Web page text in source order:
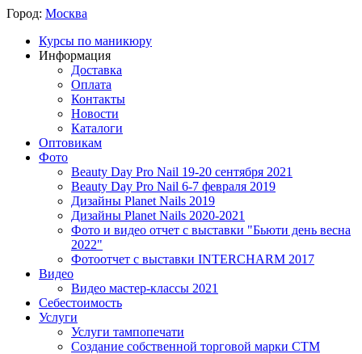
Город: Москва
Курсы по маникюру
Информация
Доставка
Оплата
Контакты
Новости
Каталоги
Оптовикам
Фото
Beauty Day Pro Nail 19-20 сентября 2021
Beauty Day Pro Nail 6-7 февраля 2019
Дизайны Planet Nails 2019
Дизайны Planet Nails 2020-2021
Фото и видео отчет с выставки "Бьюти день весна
2022"
Фотоотчет с выставки INTERCHARM 2017
Видео
Видео мастер-классы 2021
Себестоимость
Услуги
Услуги тампопечати
Создание собственной торговой марки СТМ